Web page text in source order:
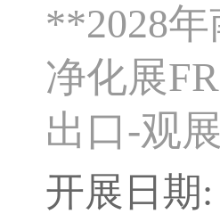
**2028
净化展
出口-观
出地点：
开展日期